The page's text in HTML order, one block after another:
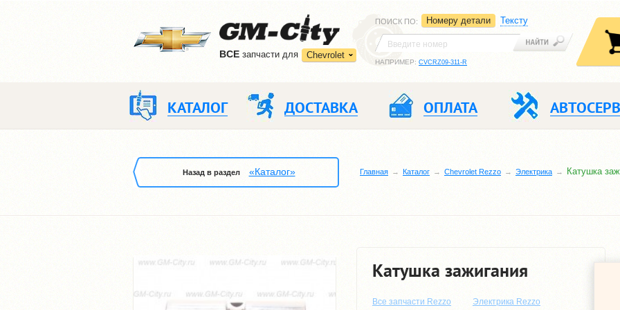
ВCE запчасти для Chevrolet
ПОИСК ПО: Номеру детали Тексту
НАПРИМЕР: CVCRZ09-311-R
КАТАЛОГ ДОСТАВКА ОПЛАТА
Назад в раздел «Каталог» Главная Каталог Chevrolet Rezzo Электрика Катушка
Катушка зажигания
Все запчасти Rezzo Электрика Rezzo